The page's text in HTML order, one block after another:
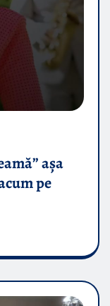
așa
pe